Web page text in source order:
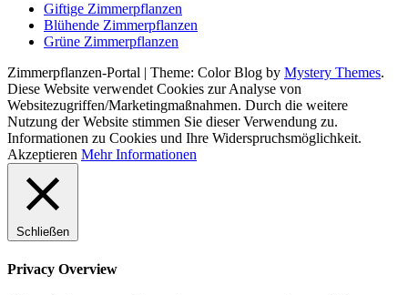
Giftige Zimmerpflanzen
Blühende Zimmerpflanzen
Grüne Zimmerpflanzen
Zimmerpflanzen-Portal | Theme: Color Blog by Mystery Themes.
Diese Website verwendet Cookies zur Analyse von
Websitezugriffen/Marketingmaßnahmen. Durch die weitere
Nutzung der Website stimmen Sie dieser Verwendung zu.
Informationen zu Cookies und Ihre Widerspruchsmöglichkeit.
Akzeptieren Mehr Informationen
Schließen
Privacy Overview